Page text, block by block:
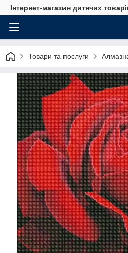
Інтернет-магазин дитячих
Товари та послуги